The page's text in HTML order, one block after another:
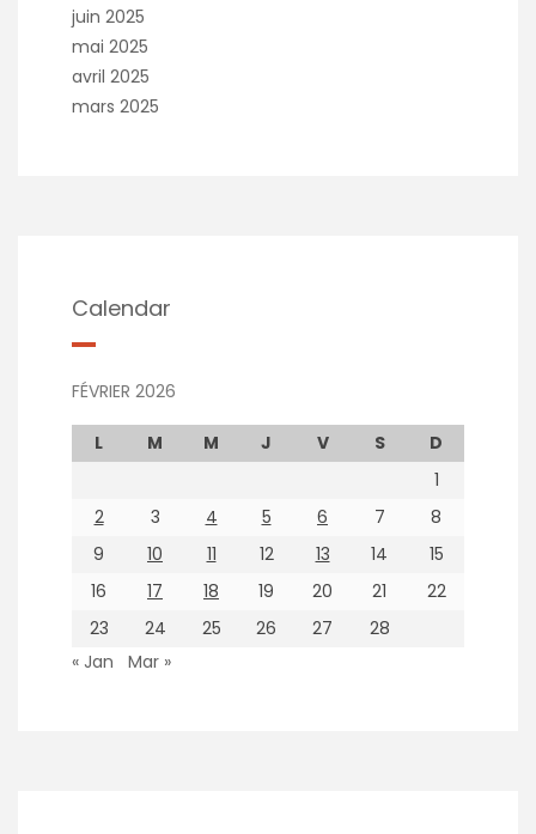
juin 2025
mai 2025
avril 2025
mars 2025
Calendar
FÉVRIER 2026
L M M J V S
D
1
2
3 4 5 6 7
8
9
10 11 12 13 14
15
16
17 18 19 20 21
22
23
24 25 26 27
28
« Jan
Mar »